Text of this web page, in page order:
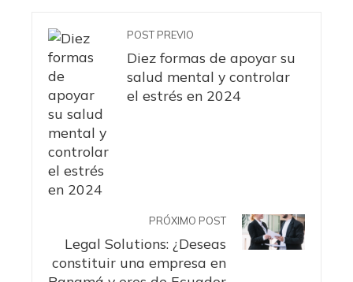
POST PREVIO
Diez formas de apoyar su
salud mental y controlar
el estrés en 2024
PRÓXIMO POST
Legal Solutions: ¿Deseas
constituir una empresa en